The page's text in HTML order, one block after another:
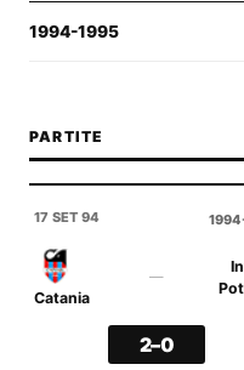
1994-1995
PARTITE
17 SET 94
Catania
—
2–0